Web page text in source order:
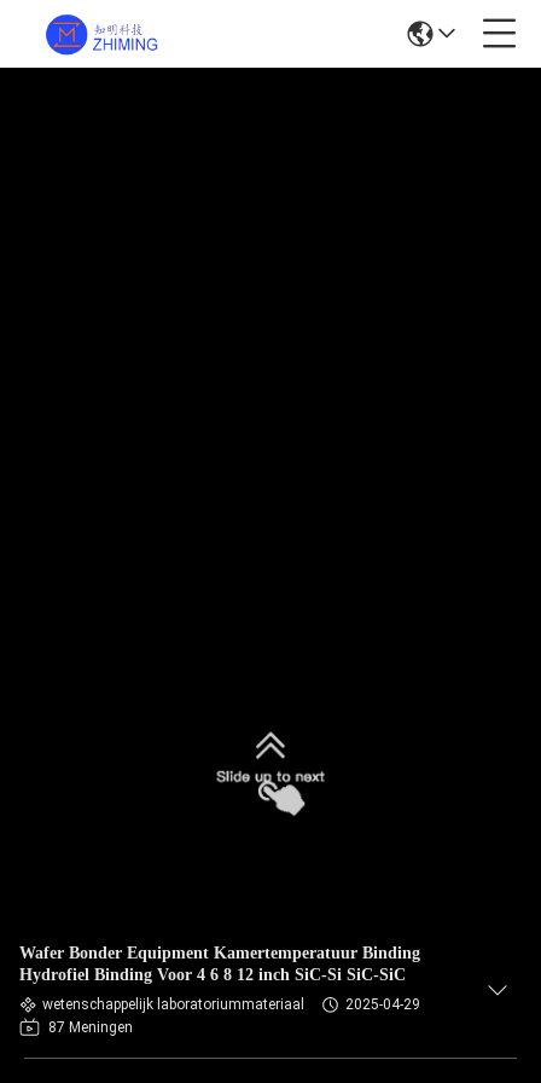
Wafer Bonder Equipment Kamertemperatuur Binding
Hydrofiel Binding Voor 4 6 8 12 inch SiC-Si SiC-SiC
wetenschappelijk laboratoriummateriaal
2025-04-29
87 Meningen